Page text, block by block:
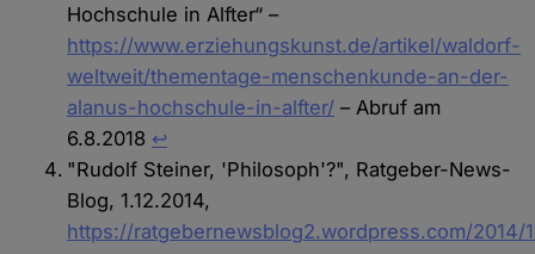
Hochschule in Alfter“ –
https://www.erziehungskunst.de/artikel/waldorf-
weltweit/thementage-menschenkunde-an-der-
alanus-hochschule-in-alfter/ – Abruf am
6.8.2018 ↩︎
"Rudolf Steiner, 'Philosoph'?", Ratgeber-News-
Blog, 1.12.2014,
https://ratgebernewsblog2.wordpress.com/2014/